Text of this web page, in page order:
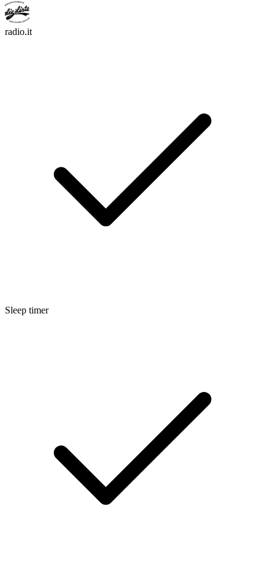
radio.it
Sleep timer